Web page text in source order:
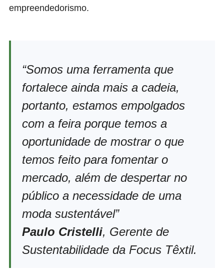
empreendedorismo.
“Somos uma ferramenta que
fortalece ainda mais a cadeia,
portanto, estamos empolgados
com a feira porque temos a
oportunidade de mostrar o que
temos feito para fomentar o
mercado, além de despertar no
público a necessidade de uma
moda sustentável”
Paulo Cristelli, Gerente de
Sustentabilidade da Focus Têxtil.